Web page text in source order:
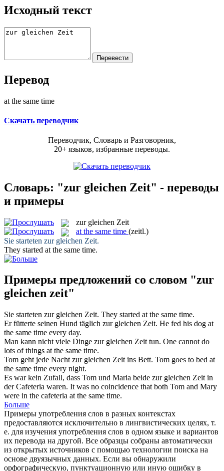
Исходный текст
Перевод
at the same time
Скачать переводчик
Переводчик, Словарь и Разговорник,
20+ языков, избранные переводы.
Словарь: "zur gleichen Zeit" - переводы
и примеры
zur gleichen Zeit
at the same time (zeitl.)
Sie starteten zur gleichen Zeit.
They started at the same time.
Примеры предложений со словом "zur
gleichen zeit"
Sie starteten zur gleichen Zeit. They started at the same time.
Er fütterte seinen Hund täglich zur gleichen Zeit. He fed his dog at
the same time every day.
Man kann nicht viele Dinge zur gleichen Zeit tun. One cannot do
lots of things at the same time.
Tom geht jede Nacht zur gleichen Zeit ins Bett. Tom goes to bed at
the same time every night.
Es war kein Zufall, dass Tom und Maria beide zur gleichen Zeit in
der Cafeteria waren. It was no coincidence that both Tom and Mary
were in the cafeteria at the same time.
Больше
Примеры употребления слов в разных контекстах
предоставляются исключительно в лингвистических целях, т.
е. для изучения употребления слов в одном языке и вариантов
их перевода на другой. Все образцы собраны автоматически
из открытых источников с помощью технологии поиска на
основе двуязычных данных. Если вы обнаружили
орфографическую, пунктуационную или иную ошибку в